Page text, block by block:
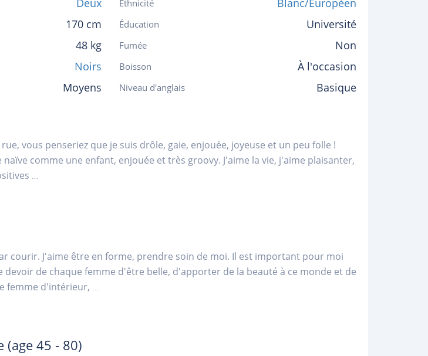
Deux
170 cm
48 kg
Noirs
Moyens
Ethnicité Blanc/Européen
Éducation Université
Fumée Non
Boisson À l'occasion
Niveau d'anglais Basique
vous penseriez que je suis drôle, gaie, enjouée, joyeuse et un peu folle !
comme une enfant, enjouée et très groovy. J'aime la vie, j'aime plaisanter,
...
courir. J'aime être en forme, prendre soin de moi. Il est important pour moi
devoir de chaque femme d'être belle, d'apporter de la beauté à ce monde et de
femme d'intérieur, ...
(age 45 - 80)